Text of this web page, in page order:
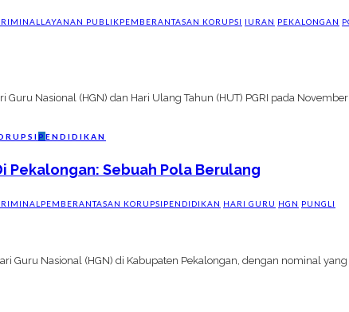
LAYANAN PUBLIKPEMBERANTASAN KORUPSI IURAN PEKALONGAN
Guru Nasional (HGN) dan Hari Ulang Tahun (HUT) PGRI pada
P ENDIDIKAN
Pekalongan: Sebuah Pola Berulang
PEMBERANTASAN KORUPSI PENDIDIKAN HARI GURU HGN PUNGLI
Guru Nasional (HGN) di Kabupaten Pekalongan, dengan nominal